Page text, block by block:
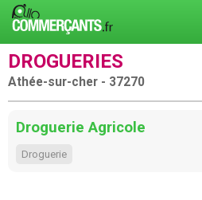
DROGUERIES
Athée-sur-cher - 37270
Droguerie Agricole
Droguerie